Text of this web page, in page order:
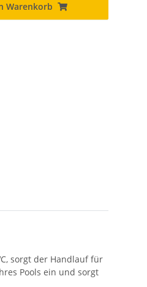
Warenkorb
sorgt der Handlauf für
Pools ein und sorgt